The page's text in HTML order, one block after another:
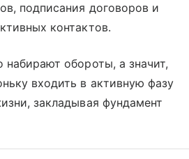
подписания договоров и
контактов.
обороты, а значит,
входить в активную фазу
закладывая фундамент